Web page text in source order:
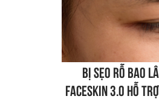
Bị sẹo rỗ bao
FaceSkin 3.0 hỗ